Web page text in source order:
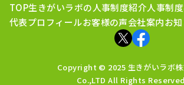
TOP生きがいラボの人事制度紹介人事制
代表プロフィールお客様の声会社案内お
Copyright © 2025 生きがいラボ
Co.,LTD All Rights